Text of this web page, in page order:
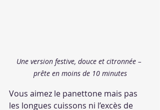
Une version festive, douce et citronnée –
prête en moins de 10 minutes
Vous aimez le panettone mais pas
les longues cuissons ni l’excès de